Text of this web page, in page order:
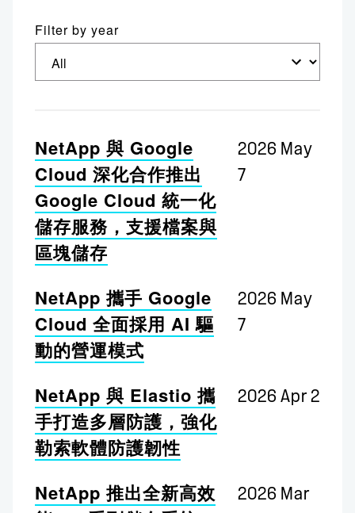
Filter by year
新聞稿
NetApp 與 Google
Cloud 深化合作推出
Google Cloud 統一化
儲存服務，支援檔案與
區塊儲存
2026 May
7
NetApp 攜手 Google
Cloud 全面採用 AI 驅
動的營運模式
2026 May
7
NetApp 與 Elastio 攜
手打造多層防護，強化
勒索軟體防護韌性
2026 Apr 2
NetApp 推出全新高效
2026 Mar